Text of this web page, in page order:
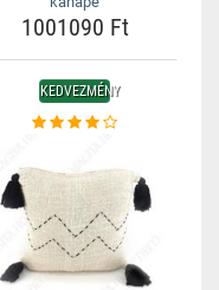
1001090 Ft
KEDVEZMÉNY